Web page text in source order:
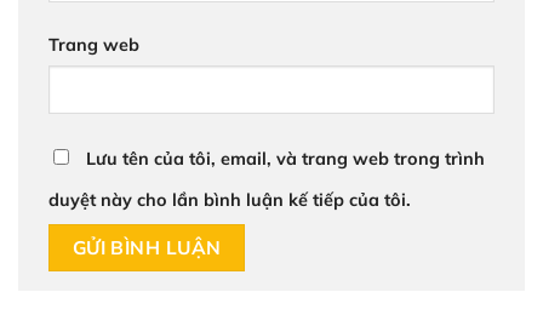
Trang web
Lưu tên của tôi, email, và trang web trong trình
duyệt này cho lần bình luận kế tiếp của tôi.